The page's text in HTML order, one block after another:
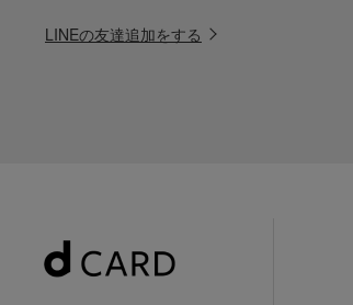
LINEの友達追加をする